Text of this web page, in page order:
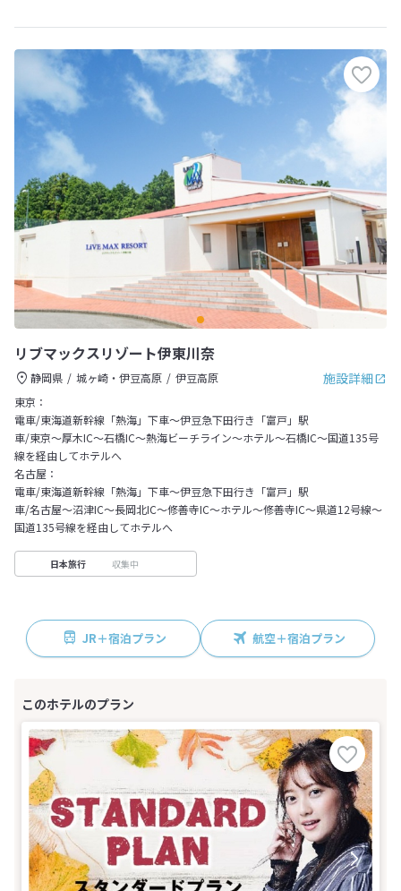
リブマックスリゾート伊東川奈
施設詳細
静岡県 城ヶ崎・伊豆高原
伊豆高原
東京：
電車/東海道新幹線「熱海」下車～伊豆急下田行き「富戸」駅
車/東京～厚木IC～石橋IC～熱海ビーチライン～ホテル～石橋IC～国道135号
線を経由してホテルへ
名古屋：
電車/東海道新幹線「熱海」下車～伊豆急下田行き「富戸」駅
車/名古屋～沼津IC～長岡北IC～修善寺IC～ホテル～修善寺IC～県道12号線～
国道135号線を経由してホテルへ
日本旅行 収集中
JR＋宿泊プラン 航空＋宿泊プラン